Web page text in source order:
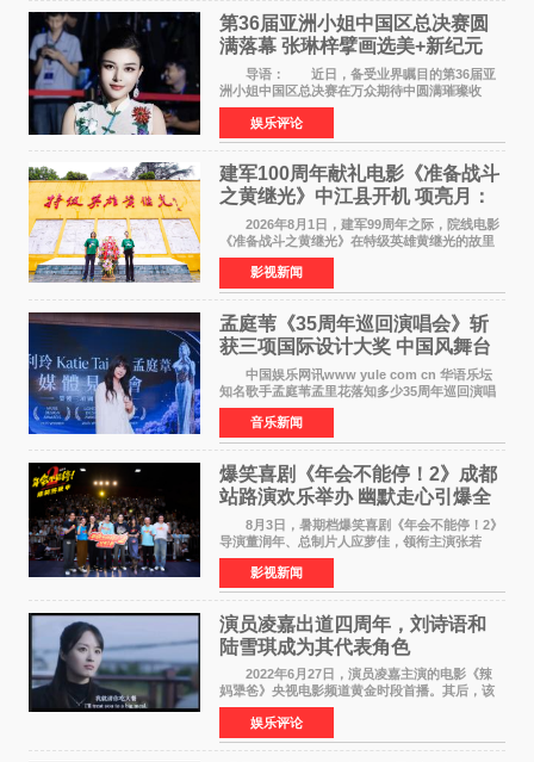
第36届亚洲小姐中国区总决赛圆
满落幕 张琳梓擘画选美+新纪元
导语： 近日，备受业界瞩目的第36届亚
洲小姐中国区总决赛在万众期待中圆满璀璨收
官。整场盛典汇聚万千芳华，不仅完成了新一届
美丽代言人的加冕选拔，更在行业发展层面带来
颠覆性突破。活动
娱乐评论
建军100周年献礼电影《准备战斗
之黄继光》中江县开机 项亮月：
以光影为笔，书写英雄赞歌
2026年8月1日，建军99周年之际，院线电影
《准备战斗之黄继光》在特级英雄黄继光的故里
——四川省德阳市中江县黄继光出生地正式开
机。本片出品人、总制片人项亮月主持开机仪
式，&zwnj;特级英雄
影视新闻
孟庭苇《35周年巡回演唱会》斩
获三项国际设计大奖 中国风舞台
美学获全球认可
中国娱乐网讯www yule com cn 华语乐坛
知名歌手孟庭苇孟里花落知多少35周年巡回演唱
会再传喜讯。该演唱会先后荣获美国MUSE
Creative Awards白金奖（Platinum Winner）、
英国London Design
音乐新闻
爆笑喜剧《年会不能停！2》成都
站路演欢乐举办 幽默走心引爆全
场共鸣
8月3日，暑期档爆笑喜剧《年会不能停！2》
导演董润年、总制片人应萝佳，领衔主演张若
昀、白客，惊喜出演庄达菲，特别主演孙艺洲，
特别出演田雨，友情出演欧阳奋强出席成都路
演，与观众近距离互
影视新闻
演员凌嘉出道四周年，刘诗语和
陆雪琪成为其代表角色
2022年6月27日，演员凌嘉主演的电影《辣
妈犟爸》央视电影频道黄金时段首播。其后，该
电影在央视电影频道多次复播（2022年8月10
日，2022年9月30日，2023年7月17日，2025年7
月14日）。除了多次复
娱乐评论